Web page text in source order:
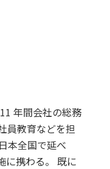
年間会社の総務
員教育などを担
本全国で延べ
に携わる。 既に